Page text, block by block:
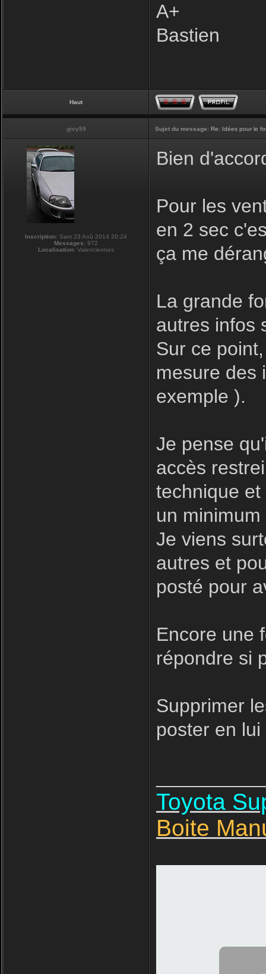
A+
Bastien
Haut
givy59 Sujet du message: Re: Idées pour le
Inscription: Sam 23 Aoû 2014 20:24
Messages: 972
Localisation: Valenciennes
Bien
Pour les
en 2 sec
ça me
La grande
autres infos
Sur ce
mesure des
exemple ).
Je pense
accès
technique
un
Je viens
autres et
posté pour
Encore une
répondre si
Supprimer
poster en
Toyota
Boite